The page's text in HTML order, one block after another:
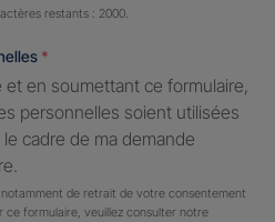
:2000 caractères restants
restants : 2000.
*
en soumettant ce formulaire,
personnelles soient utilisées
cadre de ma demande
de retrait de votre consentement
ce formulaire, veuillez consulter notre